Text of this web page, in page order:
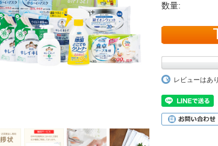
数量:
レビューはあ